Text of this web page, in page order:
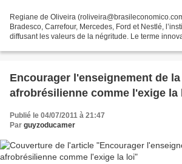
Regiane de Oliveira
Bradesco, Carrefour, Mercedes, Ford et Nestlé,
diffusant les valeurs de la négritude. Le terme
Encourager l'enseignement de
afrobrésilienne comme l'exige la
Publié le 04/07/2011 à 21:47
Par guyzoducamer